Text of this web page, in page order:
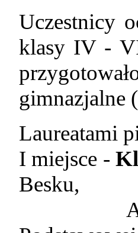
Uczestnicy
klasy IV -
gimnazjalne
Laureatami
I miejsce -
Besku,
Alicja